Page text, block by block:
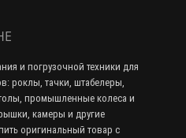
и погрузочной техники для
роклы, тачки, штабелеры,
промышленные колеса и
камеры и другие
оригинальный товар с